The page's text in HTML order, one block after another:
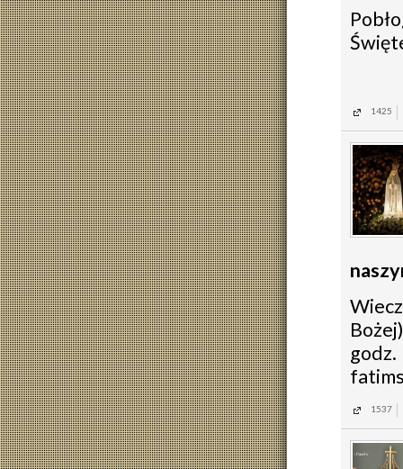
1425
1537